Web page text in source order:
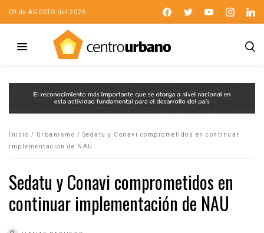
09 de AGOSTO del 2026
Inicio / Urbanismo / Sedatu y Conavi comprometidos en continuar
implementación de NAU
Sedatu y Conavi comprometidos en
continuar implementación de NAU